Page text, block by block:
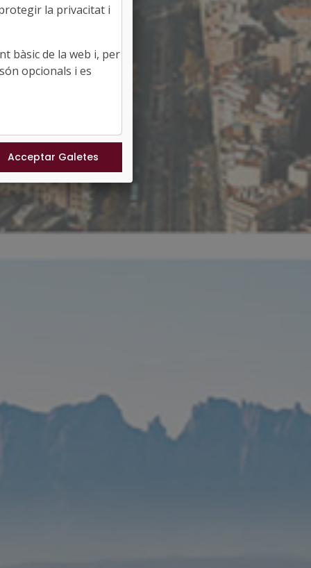
la privacitat i
bàsic de la web i, per
opcionals i es